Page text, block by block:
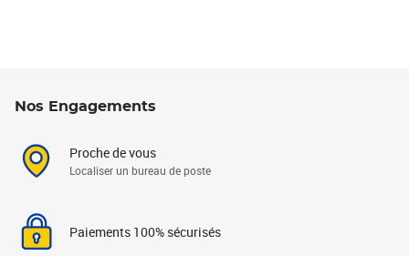
Nos Engagements
Proche de vous
Localiser un bureau de poste
Paiements 100% sécurisés